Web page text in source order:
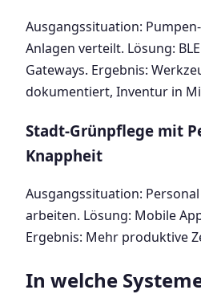
Ausgangssituation:
Anlagen verteilt. Lösung:
Gateways. Ergebnis:
dokumentiert, Inventur in
Stadt-Grünpflege mit
Knappheit
Ausgangssituation:
arbeiten. Lösung: Mobile
Ergebnis: Mehr produktive
In welche